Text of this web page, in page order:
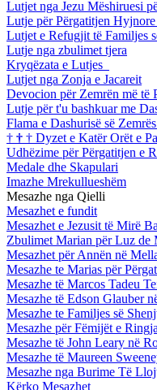
Lutjet nga Jezu Mëshiruesi
Lutje për Përgatitjen
Lutjet e Refugjit të Familjes
Lutje nga zbulimet tjera
Kryqëzata e Lutjes
Lutjet nga Zonja e Jacareit
Devocion për Zemrën më të
Lutje për t'u bashkuar me
Flama e Dashurisë së
† † † Dyzet e Katër Orët e
Udhëzime për Përgatitjen e
Medale dhe Skapulari
Imazhe Mrekullueshëm
Mesazhe nga Qielli
Mesazhet e fundit
Mesazhet e Jezusit të Mirë
Zbulimet Marian për Luz de
Mesazhet për Annën në
Mesazhe te Marias për
Mesazhe të Marcos Tadeu
Mesazhe të Edson Glauber
Mesazhe te Familjes së
Mesazhe për Fëmijët e
Mesazhe të John Leary në
Mesazhe të Maureen
Mesazhe nga Burime Të
Kërko Mesazhet